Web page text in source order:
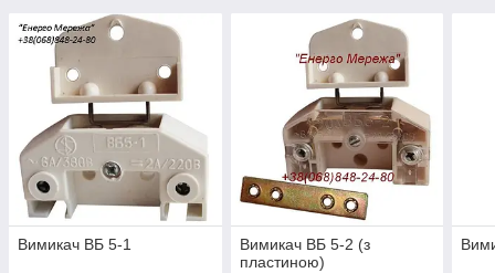
Вимикач ВБ 5-1
Вимикач ВБ 5-2 (з
пластиною)